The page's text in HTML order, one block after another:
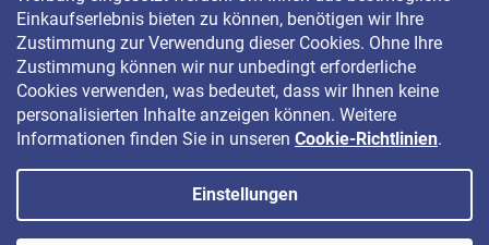
Einkaufserlebnis bieten zu können, benötigen wir Ihre
Zustimmung zur Verwendung dieser Cookies. Ohne Ihre
Zustimmung können wir nur unbedingt erforderliche
Cookies verwenden, was bedeutet, dass wir Ihnen keine
personalisierten Inhalte anzeigen können. Weitere
Informationen finden Sie in unseren Cookie-Richtlinien.
Einstellungen
Für Aktionen, Gewinnspiele und Rabatte folgen Sie uns auf:
Copyright 2026 LAVONIO.de. Alle Rechte vorbehalten.